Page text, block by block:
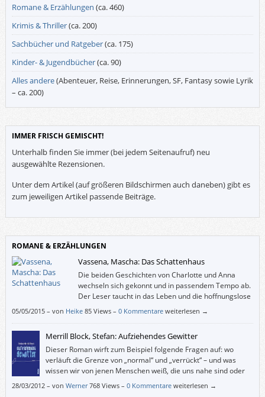
Romane & Erzählungen (ca. 460)
Krimis & Thriller(ca. 200)
Sachbücher und Ratgeber(ca. 175)
Kinder- & Jugendbücher(ca. 90)
Alles andere(Abenteuer, Reise, Erinnerungen, SF, Fantasy sowie Lyrik
– ca. 200)
IMMER FRISCH GEMISCHT!
Unterhalb finden Sie immer (bei jedem Seitenaufruf) neu
ausgewählte Rezensionen.
Unter dem Artikel (auf größeren Bildschirmen auch daneben) gibt es
zum jeweiligen Artikel passende Beiträge.
ROMANE & ERZÄHLUNGEN
Vassena, Mascha: Das Schattenhaus
Die beiden Geschichten von Charlotte und Anna
wechseln sich gekonnt und in passendem Tempo ab.
Der Leser taucht in das Leben und die hoffnungslose
Liebesgeschichte der jungen Charlotte ein und wird
Vergangenheit und ihrer neuen Rolle als Mutter stellen muss.
05/05/2015– von Heike 85 Views – 0 Kommentare weiterlesen →
Merrill Block, Stefan: Aufziehendes Gewitter
Dieser Roman wirft zum Beispiel folgende Fragen auf: wo
verläuft die Grenze von „normal“ und „verrückt“ – und was
wissen wir von jenen Menschen weiß, die uns nahe sind oder
waren?
28/03/2012– von Werner 768 Views – 0 Kommentare weiterlesen →